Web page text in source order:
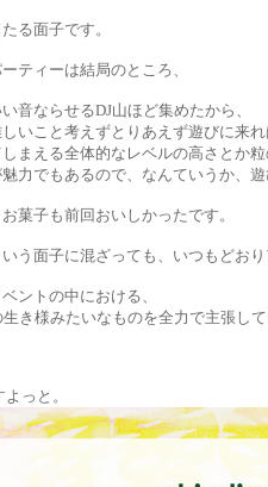
る面子です。
ティーは結局のところ、
音ならせるDJ山ほど集めたから、
いこと考えずとりあえず遊びに来れ
まえる全体的なレベルの高さとか
力でもあるので、なんていうか、
菓子も前回おいしかったです。
う面子に混ざっても、いつもどおり
ントの中における、
生き様みたいなものを全力で主張し
っと。